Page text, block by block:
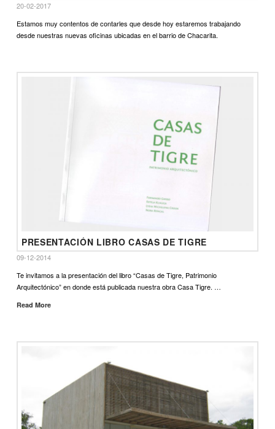
20-02-2017
Estamos muy contentos de contarles que desde hoy estaremos trabajando
desde nuestras nuevas oficinas ubicadas en el barrio de Chacarita.
PRESENTACIÓN LIBRO CASAS DE TIGRE
09-12-2014
Te invitamos a la presentación del libro “Casas de Tigre, Patrimonio
Arquitectónico” en donde está publicada nuestra obra Casa Tigre. …
Read More